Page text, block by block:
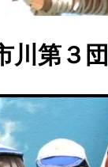
川第３団